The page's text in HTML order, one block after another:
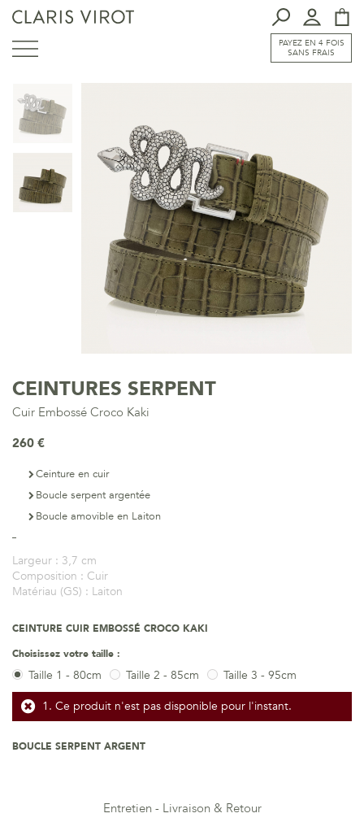
PAYEZ EN 4 FOIS
SANS FRAIS
CEINTURES SERPENT
Cuir Embossé Croco Kaki
260 €
Ceinture en cuir
Boucle serpent argentée
Boucle amovible en Laiton
Largeur : 3,7 cm
Composition : Cuir
Matériau (GS) : Laiton
CEINTURE CUIR EMBOSSÉ CROCO KAKI
Choisissez votre taille :
Taille 1 - 80cm Taille 2 - 85cm
Taille 3 - 95cm
Ce produit n'est pas disponible pour l'instant.
BOUCLE SERPENT ARGENT
Entretien
Livraison & Retour